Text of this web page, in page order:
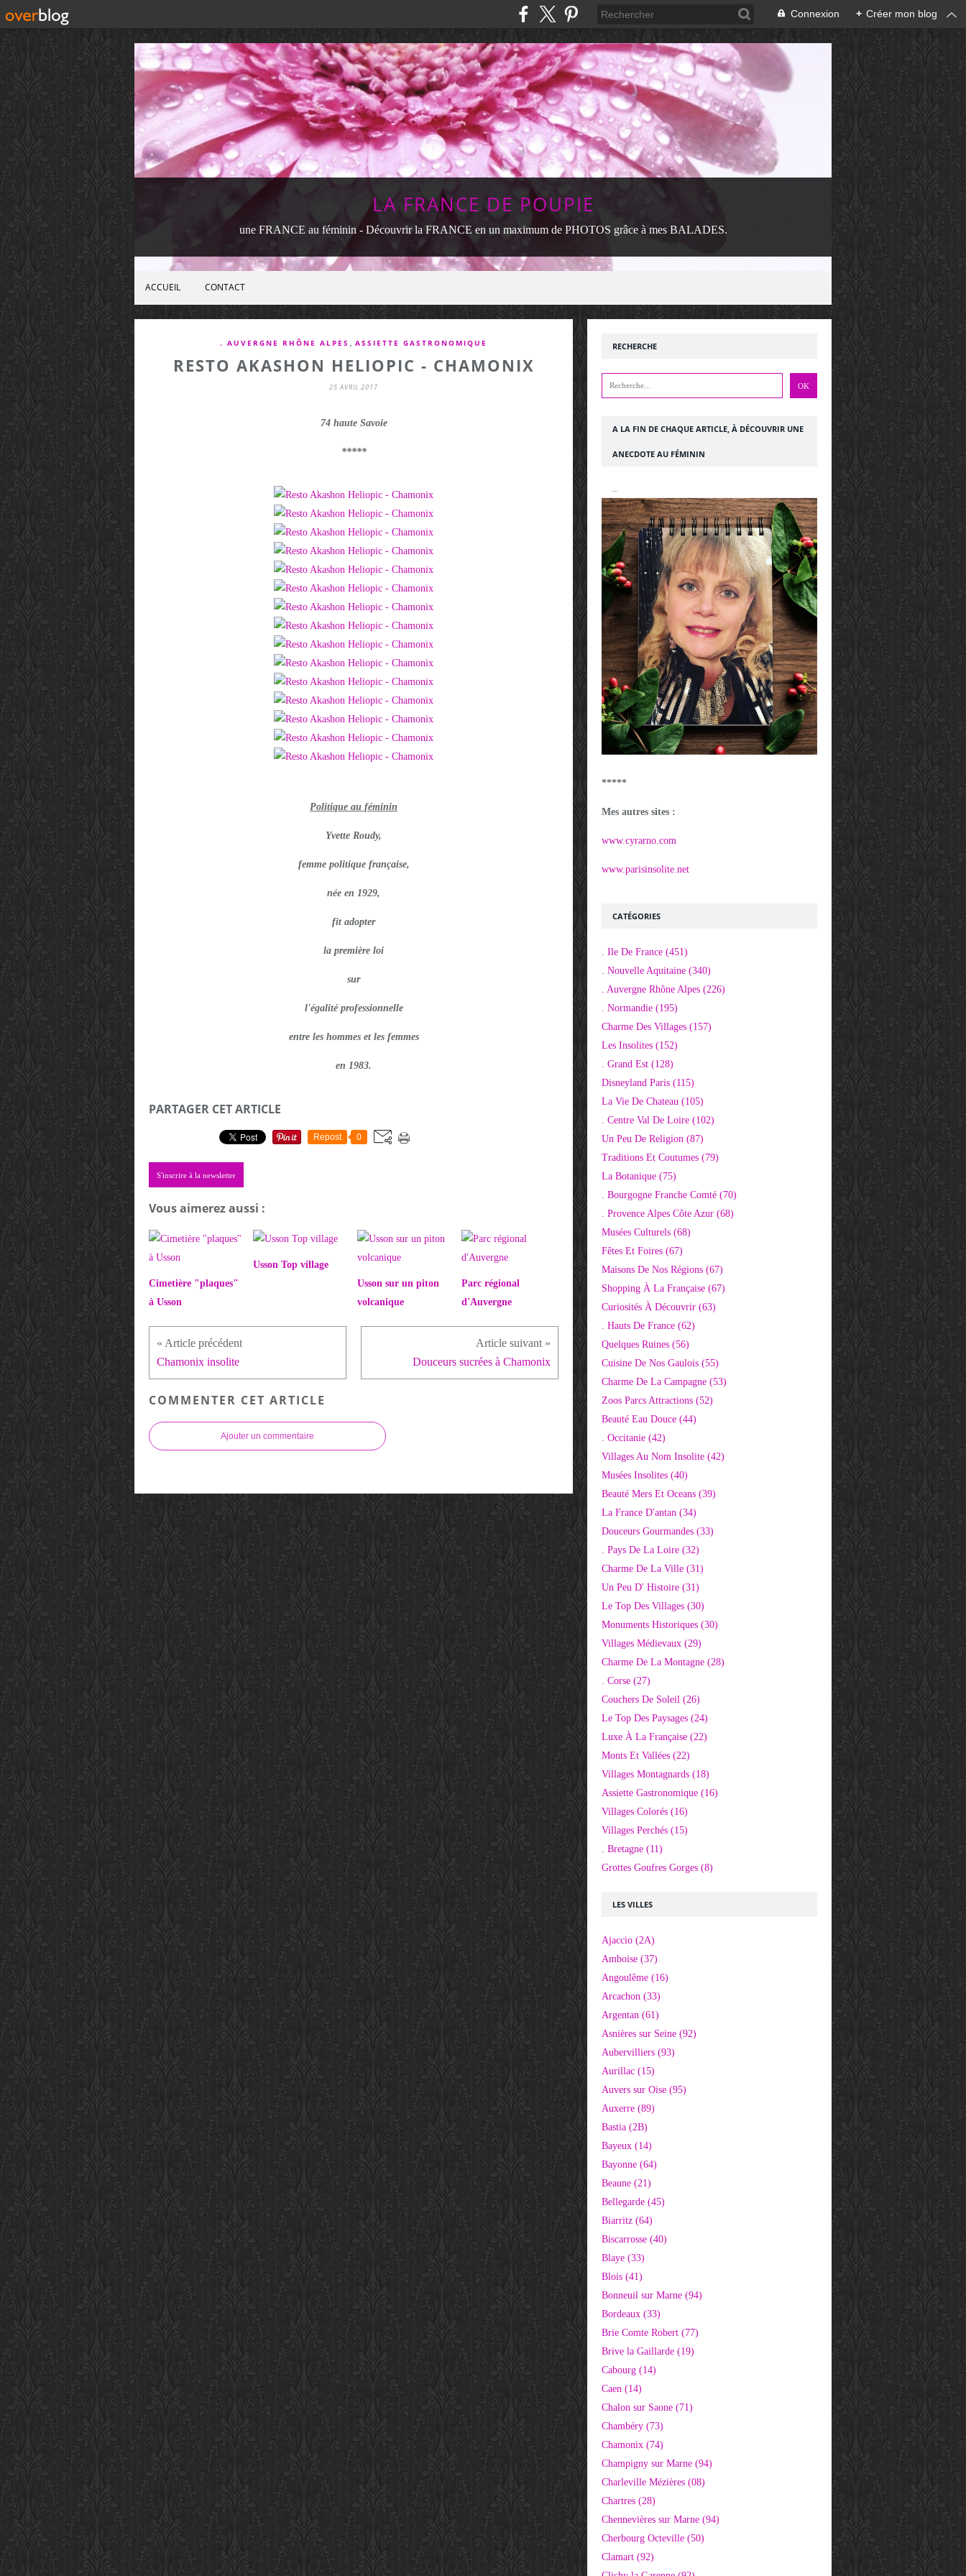
Connexion + Créer mon blog
LA FRANCE DE POUPIE
une FRANCE au féminin - Découvrir la FRANCE en un maximum de PHOTOS grâce à mes BALADES.
ACCUEIL CONTACT
. AUVERGNE RHÔNE ALPES ASSIETTE GASTRONOMIQUE
RESTO AKASHON HELIOPIC - CHAMONIX
25 AVRIL 2017
74 haute Savoie
*****
Politique au féminin
Yvette Roudy,
femme politique française,
née en 1929,
fit adopter
la première loi
sur
l'égalité professionnelle
entre les hommes et les femmes
en 1983.
PARTAGER CET ARTICLE
Repost 0
S'inscrire à la newsletter
Vous aimerez aussi :
Cimetière "plaques"
à Usson
Usson Top village
Usson sur un piton
volcanique
Parc régional
d'Auvergne
Chamonix insolite Douceurs sucrées à Chamonix
COMMENTER CET ARTICLE
Ajouter un commentaire
RECHERCHE
LES VILLES
Ajaccio (2A)
Amboise (37)
Angoulême (16)
Arcachon (33)
Argentan (61)
Asnières sur Seine (92)
Aubervilliers (93)
Aurillac (15)
Auvers sur Oise (95)
Auxerre (89)
Bastia (2B)
Bayeux (14)
Bayonne (64)
Beaune (21)
Bellegarde (45)
Biarritz (64)
Biscarrosse (40)
Blaye (33)
Blois (41)
Bonneuil sur Marne (94)
Bordeaux (33)
Brie Comte Robert (77)
Brive la Gaillarde (19)
Cabourg (14)
Caen (14)
Chalon sur Saone (71)
Chambéry (73)
Chamonix (74)
Champigny sur Marne (94)
Charleville Mézières (08)
Chartres (28)
Chennevières sur Marne (94)
Cherbourg Octeville (50)
Clamart (92)
CATÉGORIES
. Ile De France (451)
. Nouvelle Aquitaine (340)
. Auvergne Rhône Alpes (226)
. Normandie (195)
Charme Des Villages (157)
Les Insolites (152)
. Grand Est (128)
Disneyland Paris (115)
La Vie De Chateau (105)
. Centre Val De Loire (102)
Un Peu De Religion (87)
Traditions Et Coutumes (79)
La Botanique (75)
. Bourgogne Franche Comté (70)
. Provence Alpes Côte Azur (68)
Musées Culturels (68)
Fêtes Et Foires (67)
Maisons De Nos Régions (67)
Shopping À La Française (67)
Curiosités À Découvrir (63)
. Hauts De France (62)
Quelques Ruines (56)
Cuisine De Nos Gaulois (55)
Charme De La Campagne (53)
Zoos Parcs Attractions (52)
Beauté Eau Douce (44)
. Occitanie (42)
Villages Au Nom Insolite (42)
Musées Insolites (40)
Beauté Mers Et Oceans (39)
La France D'antan (34)
Douceurs Gourmandes (33)
. Pays De La Loire (32)
Charme De La Ville (31)
Un Peu D' Histoire (31)
Le Top Des Villages (30)
Monuments Historiques (30)
Villages Médievaux (29)
Charme De La Montagne (28)
. Corse (27)
Couchers De Soleil (26)
Le Top Des Paysages (24)
Luxe À La Française (22)
Monts Et Vallées (22)
Villages Montagnards (18)
Assiette Gastronomique (16)
Villages Colorés (16)
Villages Perchés (15)
. Bretagne (11)
Grottes Goufres Gorges (8)
A LA FIN DE CHAQUE ARTICLE, À DÉCOUVRIR UNE
ANECDOTE AU FÉMININ
*****
Mes autres sites :
www.cyrarno.com
www.parisinsolite.net